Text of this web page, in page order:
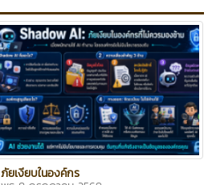
ภัยเงียบในองค์กร